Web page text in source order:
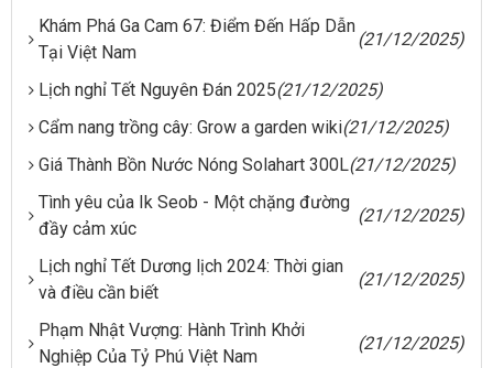
Khám Phá Ga Cam 67: Điểm Đến Hấp Dẫn
Tại Việt Nam
(21/12/2025)
Lịch nghỉ Tết Nguyên Đán 2025(21/12/2025)
Cẩm nang trồng cây: Grow a garden wiki(21/12/2025)
Giá Thành Bồn Nước Nóng Solahart 300L(21/12/2025)
Tình yêu của Ik Seob - Một chặng đường
đầy cảm xúc
(21/12/2025)
Lịch nghỉ Tết Dương lịch 2024: Thời gian
và điều cần biết
(21/12/2025)
Phạm Nhật Vượng: Hành Trình Khởi
Nghiệp Của Tỷ Phú Việt Nam
(21/12/2025)